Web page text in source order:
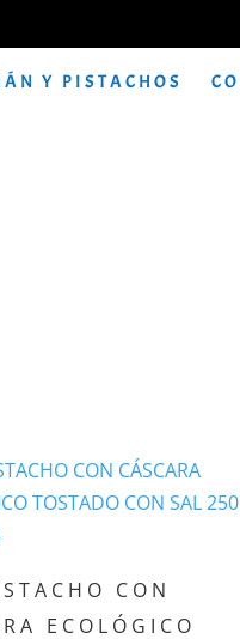
Y PISTACHOS
CON
ECOLÓGICO